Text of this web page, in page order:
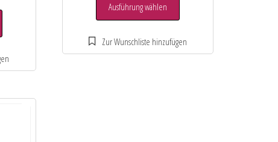
Ausführung wählen